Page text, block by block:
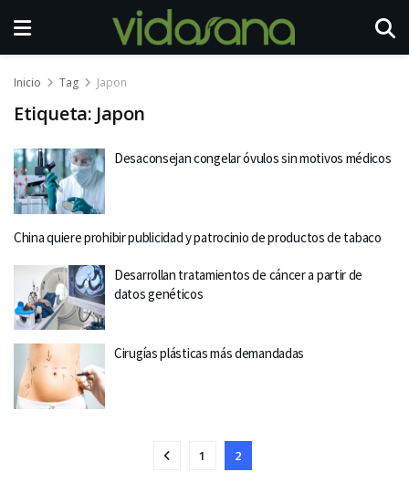
Inicio Tag Japon
Etiqueta: Japon
Desaconsejan congelar óvulos sin motivos médicos
China quiere prohibir publicidad y patrocinio de productos de tabaco
Desarrollan tratamientos de cáncer a partir de
datos genéticos
Cirugías plásticas más demandadas
1 2